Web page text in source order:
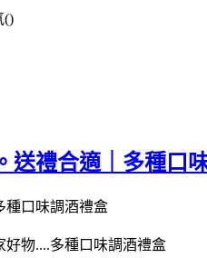
()
送禮合適｜多種口
物....多種口味調酒禮盒